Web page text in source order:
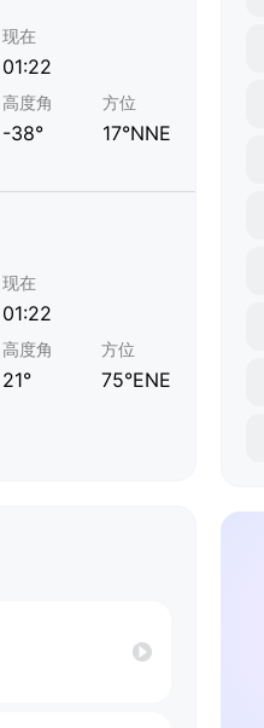
现在
01:22
高度角
-38°
方位
17°NNE
现在
01:22
高度角
21°
方位
75°ENE